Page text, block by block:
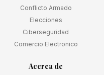
Conflicto Armado
Elecciones
Ciberseguridad
Comercio Electronico
Acerca de